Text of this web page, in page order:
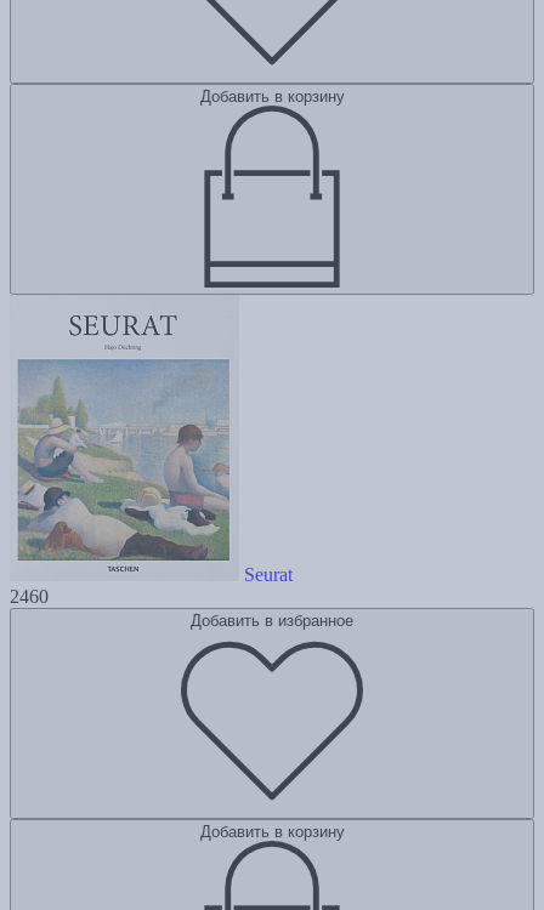
Добавить в корзину
Seurat
2460
Добавить в избранное
Добавить в корзину